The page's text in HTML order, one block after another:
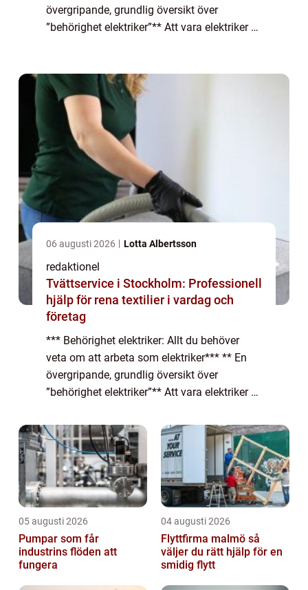
övergripande, grundlig översikt över
”behörighet elektriker”** Att vara elektriker är
06 augusti 2026 Lotta Albertsson
redaktionel
Tvättservice i Stockholm: Professionell
hjälp för rena textilier i vardag och
företag
*** Behörighet elektriker: Allt du behöver
veta om att arbeta som elektriker*** ** En
övergripande, grundlig översikt över
”behörighet elektriker”** Att vara elektriker är
specifik kompetens o...
05 augusti 2026
Pumpar som får
industrins flöden att
fungera
04 augusti 2026
Flyttfirma malmö så
väljer du rätt hjälp för en
smidig flytt